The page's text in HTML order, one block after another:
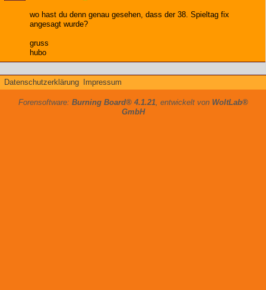
wo hast du denn genau gesehen, dass der 38. Spieltag fix
angesagt wurde?
gruss
hubo
Datenschutzerklärung Impressum
Forensoftware: Burning Board® 4.1.21, entwickelt von WoltLab®
GmbH